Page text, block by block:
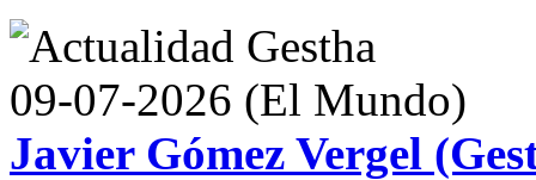
09-07-2026 (El Mundo)
Javier Gómez Vergel